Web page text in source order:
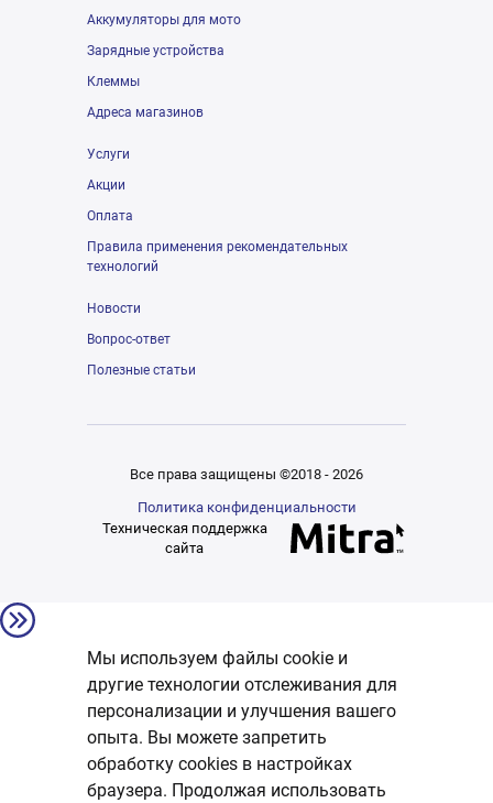
Аккумуляторы для мото
Зарядные устройства
Клеммы
Адреса магазинов
Услуги
Акции
Оплата
Правила применения рекомендательных
технологий
Новости
Вопрос-ответ
Полезные статьи
Все права защищены ©2018 - 2026
Политика конфиденциальности
Техническая поддержка
сайта
Мы используем файлы cookie и
другие технологии отслеживания для
персонализации и улучшения вашего
опыта. Вы можете запретить
обработку сookies в настройках
браузера. Продолжая использовать